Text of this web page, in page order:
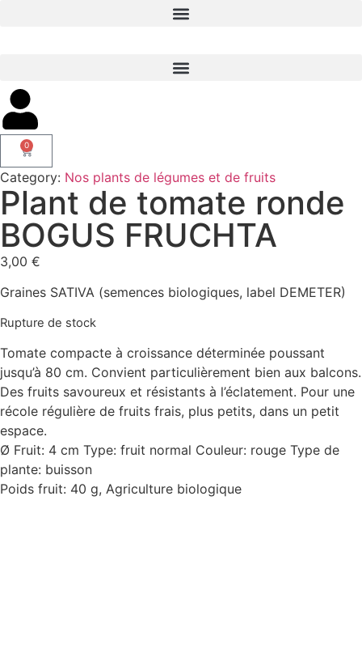
0
Category: Nos plants de légumes et de fruits
Plant de tomate ronde
BOGUS FRUCHTA
3,00 €
Graines SATIVA (semences biologiques, label DEMETER)
Rupture de stock
Tomate compacte à croissance déterminée poussant
jusqu’à 80 cm. Convient particulièrement bien aux balcons.
Des fruits savoureux et résistants à l’éclatement. Pour une
récole régulière de fruits frais, plus petits, dans un petit
espace.
Ø Fruit: 4 cm Type: fruit normal Couleur: rouge Type de
plante: buisson
Poids fruit: 40 g, Agriculture biologique